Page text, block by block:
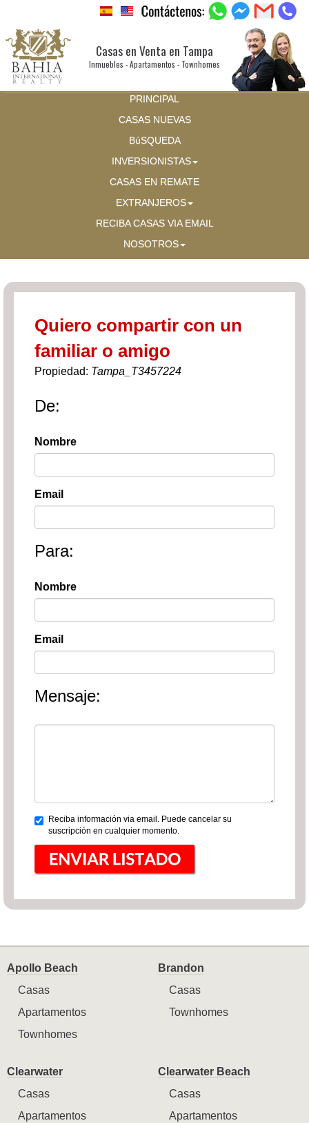
Casas en Venta en Tampa
Inmuebles - Apartamentos - Townhomes
PRINCIPAL
CASAS NUEVAS
BúSQUEDA
INVERSIONISTAS
CASAS EN REMATE
EXTRANJEROS
RECIBA CASAS VIA EMAIL
NOSOTROS
Quiero compartir con un
familiar o amigo
Propiedad: Tampa_T3457224
De:
Nombre
Email
Para:
Nombre
Email
Mensaje:
Reciba información via email. Puede cancelar su
suscripción en cualquier momento.
Apollo Beach
Casas
Apartamentos
Townhomes
Brandon
Casas
Townhomes
Clearwater
Casas
Apartamentos
Clearwater Beach
Casas
Apartamentos